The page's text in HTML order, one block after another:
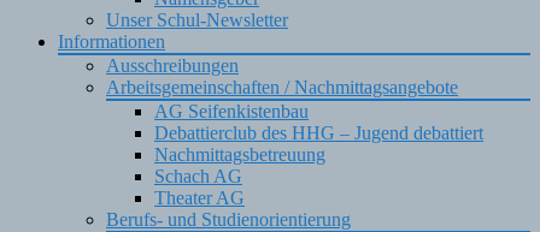
Unser Schul-Newsletter
Informationen
Ausschreibungen
Arbeitsgemeinschaften / Nachmittagsangebote
AG Seifenkistenbau
Debattierclub des HHG – Jugend debattiert
Nachmittagsbetreuung
Schach AG
Theater AG
Berufs- und Studienorientierung